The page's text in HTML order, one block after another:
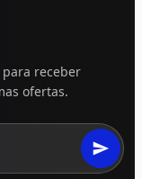
receber
ofertas.